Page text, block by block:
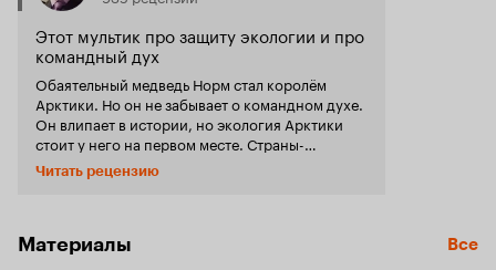
Этот мультик про защиту экологии и про
командный дух
Обаятельный медведь Норм стал королём
Арктики. Но он не забывает о командном духе.
Он влипает в истории, но экология Арктики
стоит у него на первом месте. Страны-
производители — Индия и США — сделали
неплохой детский мультик, где даже медведи
очень неуклюж. Норм (его озвучивает Артём
Бордовский) неуклюжий, но очень добрый
Читать рецензию
Материалы Все